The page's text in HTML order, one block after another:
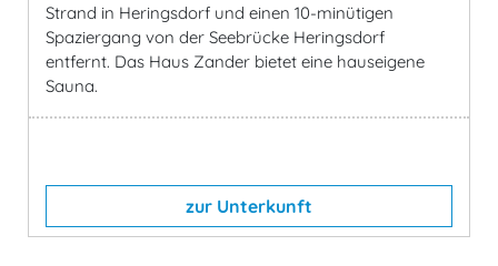
Strand in Heringsdorf und einen 10-minütigen
Spaziergang von der Seebrücke Heringsdorf
entfernt. Das Haus Zander bietet eine hauseigene
Sauna.
zur Unterkunft